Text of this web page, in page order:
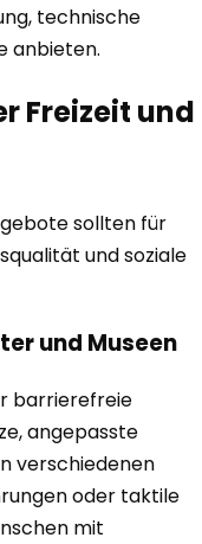
technische
anbieten.
Freizeit und
sollten für
und soziale
und Museen
barrierefreie
angepasste
verschiedenen
oder taktile
mit